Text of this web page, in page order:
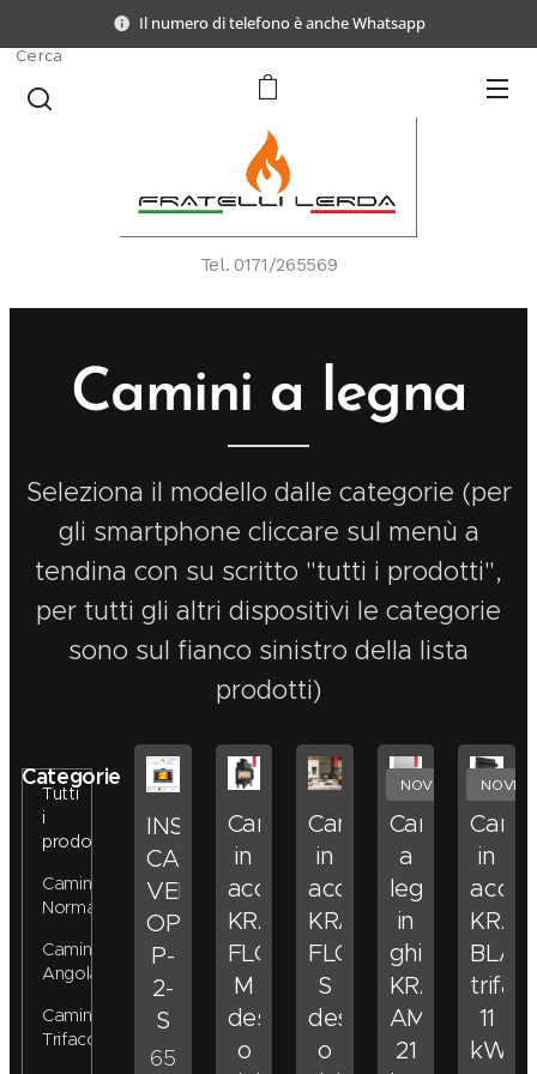
Il numero di telefono è anche Whatsapp
Tel. 0171/265569
Cerca
Camini a legna
Seleziona il modello dalle categorie (per
gli smartphone cliccare sul menù a
tendina con su scritto "tutti i prodotti",
per tutti gli altri dispositivi le categorie
sono sul fianco sinistro della lista
prodotti)
Categorie
Tutti
i
prodotti
Camini
Normali
Camini
Angolari
Camini
Trifacciali
INSERTO
CAMINO
VENTILATO
OPTIMUM
P-
2-
S
65
Camino
in
acciaio
KRATKI
FLOKI
M
destra
o
Camino
in
acciaio
KRATKI
FLOKI
S
destra
o
Camino
a
legna
in
ghisa
KRATKI
AMELIA
21
NOVITA'
in
11
kW
NOVITA'